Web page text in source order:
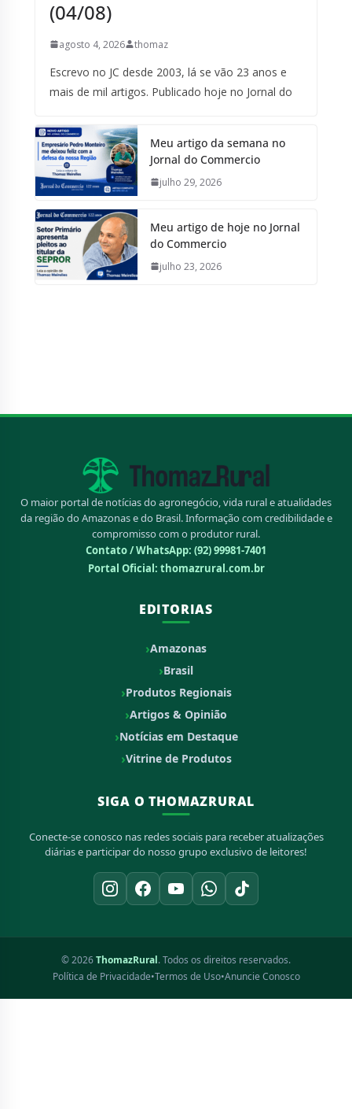
(04/08)
agosto 4, 2026 thomaz
Escrevo no JC desde 2003, lá se vão 23 anos e
mais de mil artigos. Publicado hoje no Jornal do
Meu artigo da semana no
Jornal do Commercio
julho 29, 2026
Meu artigo de hoje no Jornal
do Commercio
julho 23, 2026
O maior portal de notícias do agronegócio, vida rural e atualidades
da região do Amazonas e do Brasil. Informação com credibilidade e
compromisso com o produtor rural.
Contato / WhatsApp: (92) 99981-7401
Portal Oficial: thomazrural.com.br
EDITORIAS
Amazonas
Brasil
Produtos Regionais
Artigos & Opinião
Notícias em Destaque
Vitrine de Produtos
SIGA O THOMAZRURAL
Conecte-se conosco nas redes sociais para receber atualizações
diárias e participar do nosso grupo exclusivo de leitores!
© 2026ThomazRural. Todos os direitos reservados.
Política de Privacidade•Termos de Uso•Anuncie Conosco